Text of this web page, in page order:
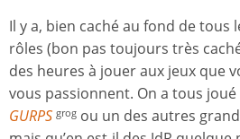
Il y a, bien caché au fond de tous
rôles (bon pas toujours très
des heures à jouer aux jeux que
vous passionnent. On a tous joué
GURPS grog ou un des autres